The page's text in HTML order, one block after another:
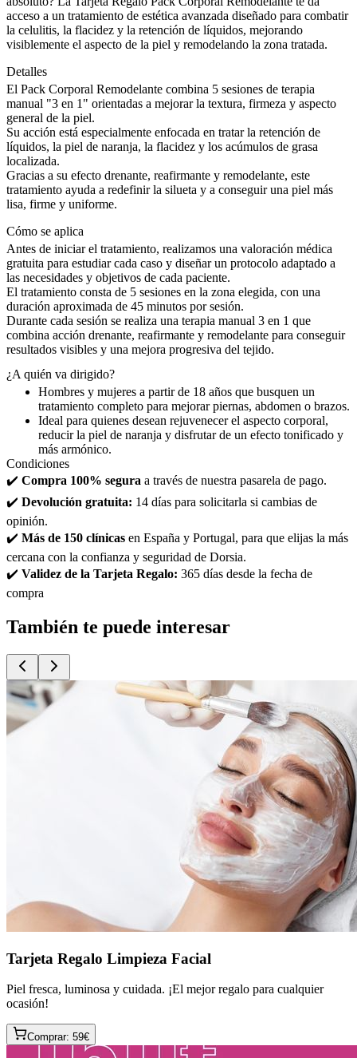
acceso a un tratamiento de estética avanzada diseñado para combatir
la celulitis, la flacidez y la retención de líquidos, mejorando
visiblemente el aspecto de la piel y remodelando la zona tratada.
Detalles
El Pack Corporal Remodelante combina 5 sesiones de terapia
manual "3 en 1" orientadas a mejorar la textura, firmeza y aspecto
general de la piel.
Su acción está especialmente enfocada en tratar la retención de
líquidos, la piel de naranja, la flacidez y los acúmulos de grasa
localizada.
Gracias a su efecto drenante, reafirmante y remodelante, este
tratamiento ayuda a redefinir la silueta y a conseguir una piel más
lisa, firme y uniforme.
Cómo se aplica
Antes de iniciar el tratamiento, realizamos una valoración médica
gratuita para estudiar cada caso y diseñar un protocolo adaptado a
las necesidades y objetivos de cada paciente.
El tratamiento consta de 5 sesiones en la zona elegida, con una
duración aproximada de 45 minutos por sesión.
Durante cada sesión se realiza una terapia manual 3 en 1 que
combina acción drenante, reafirmante y remodelante para conseguir
resultados visibles y una mejora progresiva del tejido.
¿A quién va dirigido?
Hombres y mujeres a partir de 18 años que busquen un
tratamiento completo para mejorar piernas, abdomen o brazos.
Ideal para quienes desean rejuvenecer el aspecto corporal,
reducir la piel de naranja y disfrutar de un efecto tonificado y
más armónico.
Condiciones
✔️ Compra 100% segura a través de nuestra pasarela de pago.
✔️ Devolución gratuita: 14 días para solicitarla si cambias de
opinión.
✔️ Más de 150 clínicas en España y Portugal, para que elijas la más
cercana con la confianza y seguridad de Dorsia.
✔️ Validez de la Tarjeta Regalo: 365 días desde la fecha de
compra
También te puede interesar
Tarjeta Regalo Limpieza Facial
Piel fresca, luminosa y cuidada. ¡El mejor regalo para cualquier
ocasión!
Comprar: 59€